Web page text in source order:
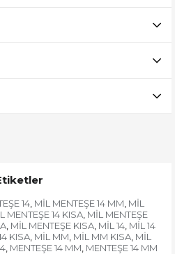
14, MİL MENTEŞE 14 MM, MİL
MENTEŞE 14 KISA, MİL MENTEŞE
, MİL MENTEŞE KISA, MİL 14, MİL 14
KISA, MİL MM, MİL MM KISA, MİL
, MENTEŞE 14 MM, MENTEŞE 14 MM